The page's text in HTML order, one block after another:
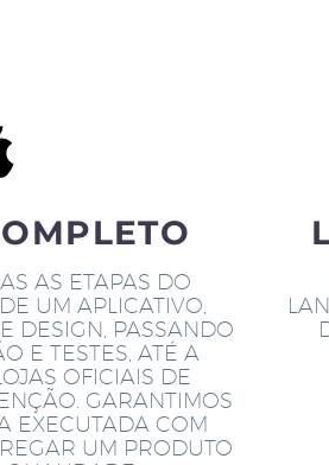
AS ETAPAS DO
UM APLICATIVO,
DESIGN, PASSANDO
E TESTES, ATÉ A
OFICIAIS DE
GARANTIMOS
EXECUTADA COM
UM PRODUTO